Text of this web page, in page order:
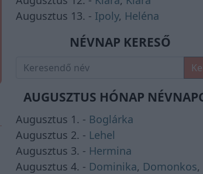
Augusztus 13. - Ipoly, Heléna
NÉVNAP KERESŐ
AUGUSZTUS HÓNAP
Augusztus 1. - Boglárka
Augusztus 2. - Lehel
Augusztus 3. - Hermina
Augusztus 4. - Dominika, Domonkos,